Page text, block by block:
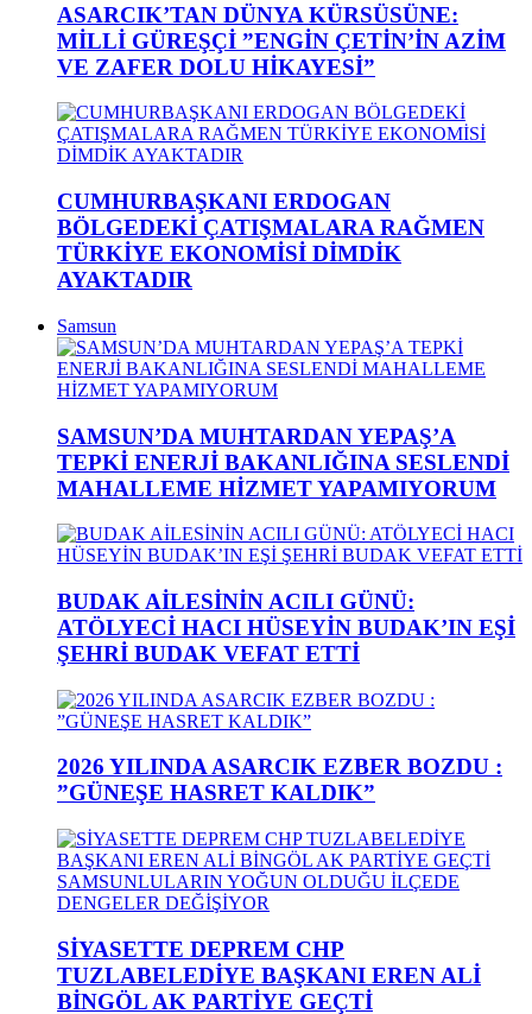
ASARCIK’TAN DÜNYA KÜRSÜSÜNE:
MİLLİ GÜREŞÇİ ”ENGİN ÇETİN’İN AZİM
VE ZAFER DOLU HİKAYESİ”
CUMHURBAŞKANI ERDOGAN
BÖLGEDEKİ ÇATIŞMALARA RAĞMEN
TÜRKİYE EKONOMİSİ DİMDİK
AYAKTADIR
Samsun
SAMSUN’DA MUHTARDAN YEPAŞ’A
TEPKİ ENERJİ BAKANLIĞINA SESLENDİ
MAHALLEME HİZMET YAPAMIYORUM
BUDAK AİLESİNİN ACILI GÜNÜ:
ATÖLYECİ HACI HÜSEYİN BUDAK’IN EŞİ
ŞEHRİ BUDAK VEFAT ETTİ
2026 YILINDA ASARCIK EZBER BOZDU :
”GÜNEŞE HASRET KALDIK”
SİYASETTE DEPREM CHP
TUZLABELEDİYE BAŞKANI EREN ALİ
BİNGÖL AK PARTİYE GEÇTİ